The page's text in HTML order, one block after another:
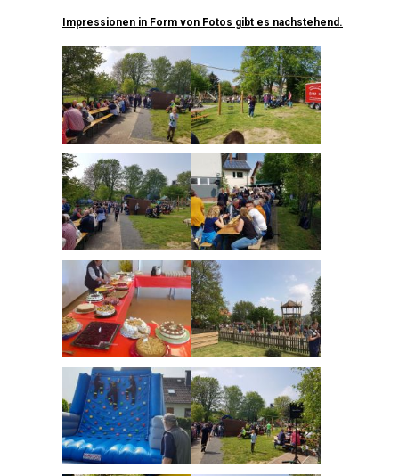
Impressionen in Form von Fotos gibt es nachstehend.